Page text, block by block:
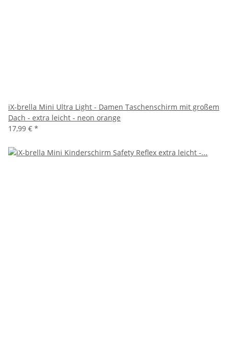
iX-brella Mini Ultra Light - Damen Taschenschirm mit großem
Dach - extra leicht - neon orange
17,99 € *